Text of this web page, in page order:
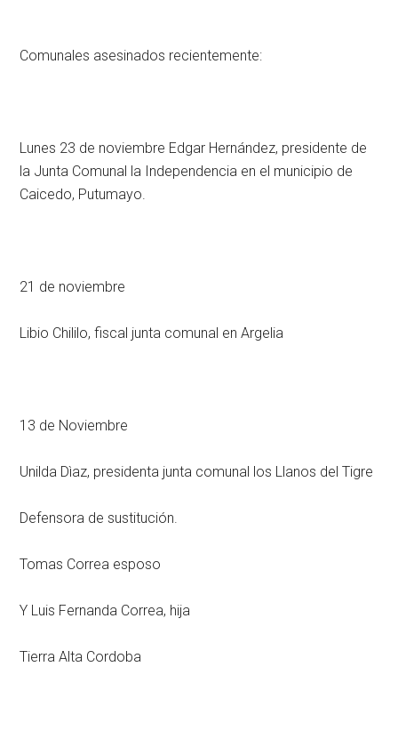
Comunales asesinados recientemente:
Lunes 23 de noviembre Edgar Hernández, presidente de
la Junta Comunal la Independencia en el municipio de
Caicedo, Putumayo.
21 de noviembre
Libio Chililo, fiscal junta comunal en Argelia
13 de Noviembre
Unilda Dìaz, presidenta junta comunal los Llanos del Tigre
Defensora de sustitución.
Tomas Correa esposo
Y Luis Fernanda Correa, hija
Tierra Alta Cordoba